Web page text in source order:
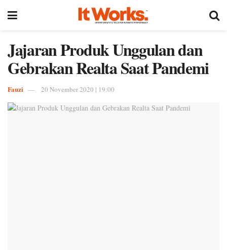
Jajaran Produk Unggulan dan
Gebrakan Realta Saat Pandemi
Fauzi 20 November 2020 | 19:00